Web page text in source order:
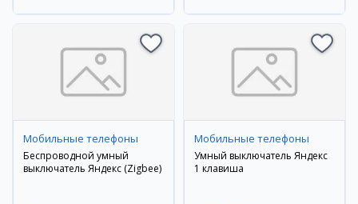
Мобильные телефоны
Беспроводной умный
выключатель Яндекс (Zigbee)
Мобильные телефоны
Умный выключатель Яндекс
1 клавиша